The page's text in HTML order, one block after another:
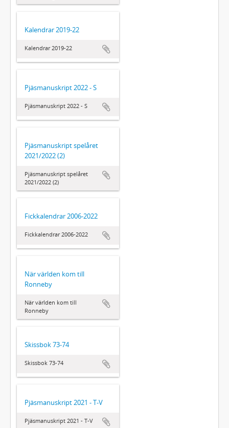
Kalendrar 2019-22
Kalendrar 2019-22
Pjäsmanuskript 2022 - S
Pjäsmanuskript 2022 - S
Pjäsmanuskript spelåret
2021/2022 (2)
Pjäsmanuskript spelåret
2021/2022 (2)
Fickkalendrar 2006-2022
Fickkalendrar 2006-2022
När världen kom till
Ronneby
När världen kom till
Ronneby
Skissbok 73-74
Skissbok 73-74
Pjäsmanuskript 2021 - T-V
Pjäsmanuskript 2021 - T-V